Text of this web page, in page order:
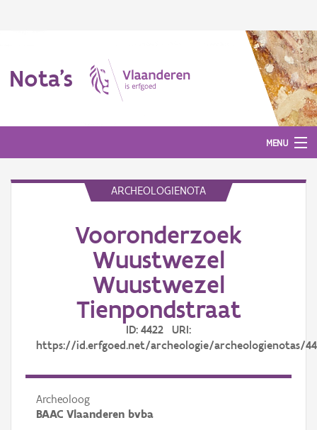
Nota's
MENU
ARCHEOLOGIENOTA
Vooronderzoek
Wuustwezel
Wuustwezel
Tienpondstraat
ID: 4422 URI:
https://id.erfgoed.net/archeologie/archeologienotas/
Archeoloog
BAAC Vlaanderen bvba